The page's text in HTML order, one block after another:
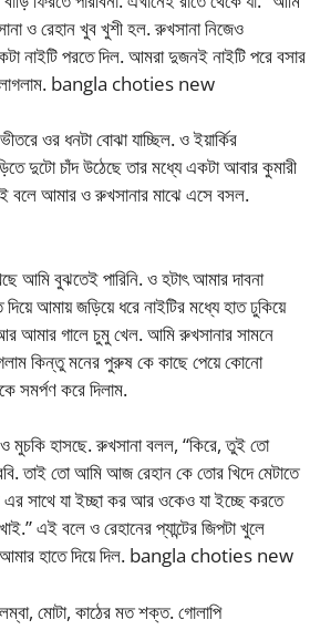
ও রেহান খুব খুশী হল. রুখসানা নিজেও
নাইটি পরতে দিল. আমরা দুজনই নাইটি পরে বসার
লাগলাম. bangla choties new
ওর ধনটা বোঝা যাচ্ছিল. ও ইয়ার্কির
দুটো চাঁদ উঠেছে তার মধ্যে একটা আবার কুমারী
বলে আমার ও রুখসানার মাঝে এসে বসল.
আমি বুঝতেই পারিনি. ও হটাৎ আমার দাবনা
আমায় জড়িয়ে ধরে নাইটির মধ্যে হাত ঢুকিয়ে
আমার গালে চুমু খেল. আমি রুখসানার সামনে
কিন্তু মনের পুরুষ কে কাছে পেয়ে কোনো
সমর্পণ করে দিলাম.
ও মুচকি হাসছে. রুখসানা বলল, “কিরে, তুই তো
তাই তো আমি আজ রেহান কে তোর খিদে মেটাতে
এর সাথে যা ইচ্ছা কর আর ওকেও যা ইচ্ছে করতে
এই বলে ও রেহানের প্যান্টের জিপটা খুলে
আমার হাতে দিয়ে দিল. bangla choties new
মোটা, কাঠের মত শক্ত. গোলাপি